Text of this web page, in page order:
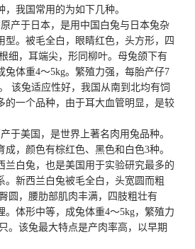
，我国常用的为如下几种。
产于日本，是用中国白兔与日本兔杂
型。被毛全白，眼睛红色，头方形，四
细，耳端尖，形同柳叶。母兔颌下有
兔体重4～5kg。繁殖力强，每胎产仔7
该兔适应性好，我国从南到北均有饲
的一个品种，由于耳大血管明显，是较
于美国，是世界上著名肉用兔品种。
，颜色有棕红色、黑色和白色3种。
兰白兔，也是美国用于实验研究最多的
。新西兰白兔被毛全白，头宽圆而粗
圆，腰肋部肌肉丰满，四肢粗壮有
。体形中等，成兔体重4～5kg，繁殖力
。该兔最大特点是产肉率高，以早期